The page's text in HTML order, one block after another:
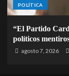
POLÍTICA
“El Partido
políticos
agosto 7, 2026